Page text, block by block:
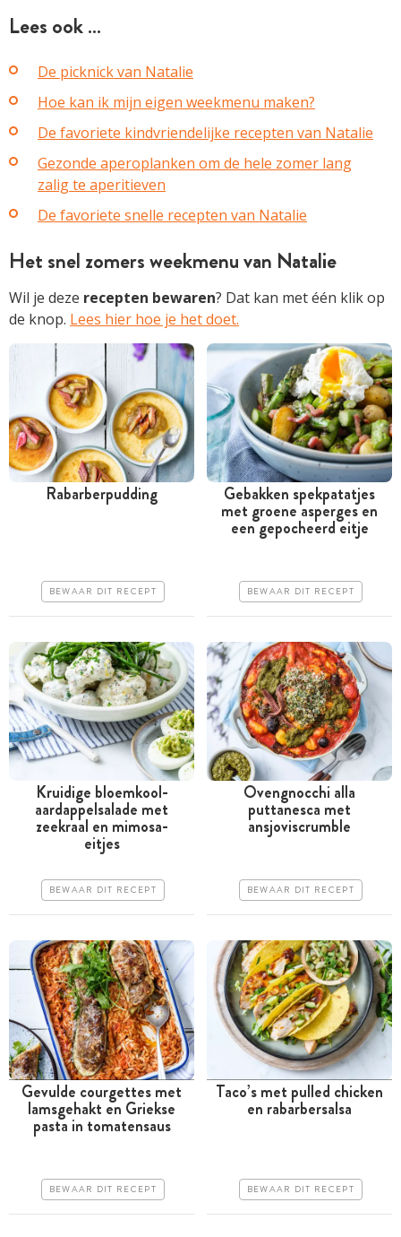
Lees ook …
De picknick van Natalie
Hoe kan ik mijn eigen weekmenu maken?
De favoriete kindvriendelijke recepten van Natalie
Gezonde aperoplanken om de hele zomer lang
zalig te aperitieven
De favoriete snelle recepten van Natalie
Het snel zomers weekmenu van Natalie
Wil je deze recepten bewaren? Dat kan met één klik op
de knop. Lees hier hoe je het doet.
Rabarberpudding
BEWAAR DIT RECEPT
Tussen 30 minuten en 1
uur
Gebakken spekpatatjes
met groene asperges en
een gepocheerd eitje
BEWAAR DIT RECEPT
Tussen 30 minuten en 1
uur
Kruidige bloemkool-
aardappelsalade met
zeekraal en mimosa-
eitjes
BEWAAR DIT RECEPT
Tussen 30 minuten en 1
Ovengnocchi alla
puttanesca met
ansjoviscrumble
BEWAAR DIT RECEPT
Tussen 30 minuten en 1
uur
Gevulde courgettes met
lamsgehakt en Griekse
pasta in tomatensaus
BEWAAR DIT RECEPT
Tussen 30 minuten en 1
Taco’s met pulled chicken
en rabarbersalsa
BEWAAR DIT RECEPT